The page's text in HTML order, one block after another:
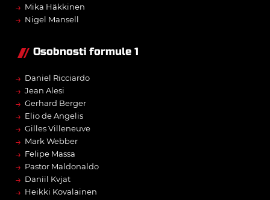
→ Mika Häkkinen
→ Nigel Mansell
Osobnosti formule 1
→ Daniel Ricciardo
→ Jean Alesi
→ Gerhard Berger
→ Elio de Angelis
→ Gilles Villeneuve
→ Mark Webber
→ Felipe Massa
→ Pastor Maldonaldo
→ Daniil Kvjat
→ Heikki Kovalainen